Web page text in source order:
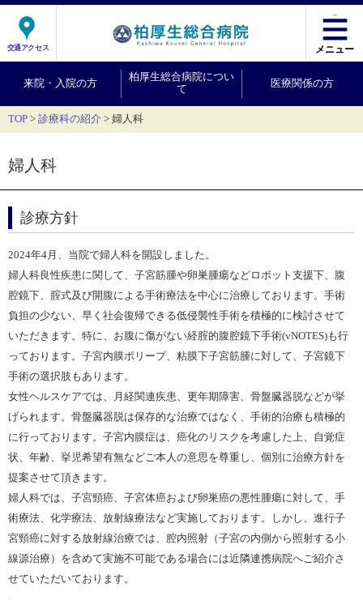
交通アクセス メニュー
来院・入院の方
柏厚生総合病院につい
て
医療関係の方
TOP 診療科の紹介 婦人科
婦人科
診療方針
2024年4月、当院で婦人科を開設しました。
婦人科良性疾患に関して、子宮筋腫や卵巣腫瘍などロボット支援下、腹
腔鏡下、腟式及び開腹による手術療法を中心に治療しております。手術
負担の少ない、早く社会復帰できる低侵襲性手術を積極的に検討させて
いただきます。特に、お腹に傷がない経腟的腹腔鏡下手術(vNOTES)も行
っております。子宮内膜ポリープ、粘膜下子宮筋腫に対して、子宮鏡下
手術の選択肢もあります。
女性ヘルスケアでは、月経関連疾患、更年期障害、骨盤臓器脱などが挙
げられます。骨盤臓器脱は保存的な治療ではなく、手術的治療も積極的
に行っております。子宮内膜症は、癌化のリスクを考慮した上、自覚症
状、年齢、挙児希望有無などご本人の意思を尊重し、個別に治療方針を
提案させて頂きます。
婦人科では、子宮頸癌、子宮体癌および卵巣癌の悪性腫瘍に対して、手
術療法、化学療法、放射線療法など実施しております。しかし、進行子
宮頸癌に対する放射線治療では、腔内照射（子宮の内側から照射する小
線源治療）を含めて実施不可能である場合には近隣連携病院へご紹介さ
せていただいております。